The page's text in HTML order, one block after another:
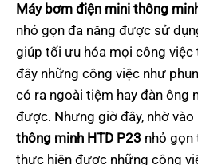
Máy bơm điện mini thông
nhỏ gọn đa năng được sử
giúp tối ưu hóa mọi công
đây những công việc như
có ra ngoài tiệm hay đàn ông
được. Nhưng giờ đây, nhờ vào
thông minh HTD P23 nhỏ gọn
thực hiện được những công